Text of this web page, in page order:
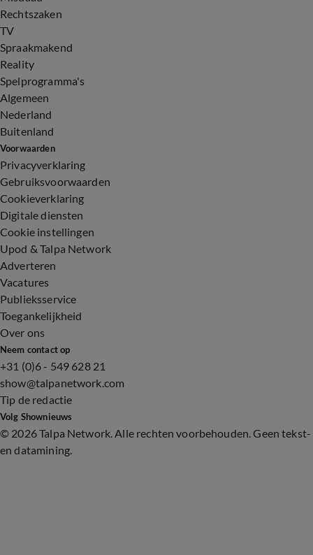
Rechtszaken
TV
Spraakmakend
Reality
Spelprogramma's
Algemeen
Nederland
Buitenland
Voorwaarden
Privacyverklaring
Gebruiksvoorwaarden
Cookieverklaring
Digitale diensten
Cookie instellingen
Upod & Talpa Network
Adverteren
Vacatures
Publieksservice
Toegankelijkheid
Over ons
Neem contact op
+31 (0)6 - 549 628 21
show@talpanetwork.com
Tip de redactie
Volg Shownieuws
© 2026 Talpa Network. Alle rechten voorbehouden. Geen tekst-
en datamining.